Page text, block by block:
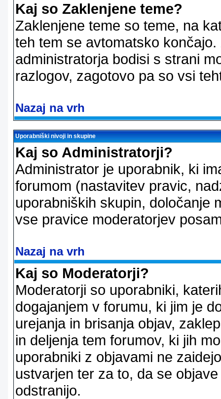
Kaj so Zaklenjene teme?
Zaklenjene teme so teme, na
teh tem se avtomatsko
administratorja bodisi s strani
razlogov, zagotovo pa so vsi
Nazaj na vrh
Uporabniški nivoji in skupine
Kaj so Administratorji?
Administrator je uporabnik, ki
forumom (nastavitev pravic,
uporabniških skupin, določanje
vse pravice moderatorjev
Nazaj na vrh
Kaj so Moderatorji?
Moderatorji so uporabniki,
dogajanjem v forumu, ki jim je
urejanja in brisanja objav,
in deljenja tem forumov, ki jih
uporabniki z objavami ne
ustvarjen ter za to, da se
odstranijo.